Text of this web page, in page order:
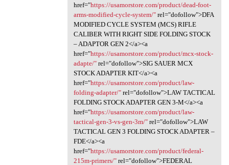
href="https://usamorstore.com/product/dead-foot-
arms-modified-cycle-system/"rel="dofollow">DFA
MODIFIED CYCLE SYSTEM (MCS) RIFLE
CALIBER WITH RIGHT SIDE FOLDING STOCK
– ADAPTOR GEN 2</a><a
href="https://usamorstore.com/product/mcx-stock-
adapte/"rel="dofollow">SIG SAUER MCX
STOCK ADAPTER KIT</a><a
href="https://usamorstore.com/product/law-
folding-adapter/"rel="dofollow">LAW TACTICAL
FOLDING STOCK ADAPTER GEN 3-M</a><a
href="https://usamorstore.com/product/law-
tactical-gen-3-vs-gen-3m/"rel="dofollow">LAW
TACTICAL GEN 3 FOLDING STOCK ADAPTER –
FDE</a><a
href="https://usamorstore.com/product/federal-
215m-primers/"rel="dofollow">FEDERAL